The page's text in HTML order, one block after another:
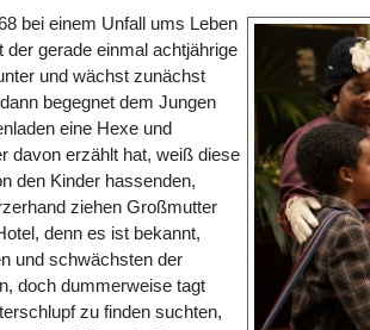
bei einem Unfall ums Leben
gerade einmal achtjährige
und wächst zunächst
begegnet dem Jungen
eine Hexe und
davon erzählt hat, weiß diese
den Kinder hassenden,
ziehen Großmutter
denn es ist bekannt,
und schwächsten der
doch dummerweise tagt
zu finden suchten,